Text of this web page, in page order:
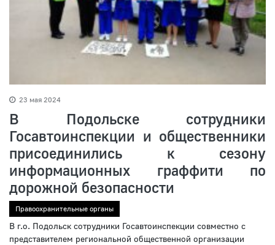
23 мая 2024
В Подольске сотрудники
Госавтоинспекции и общественники
присоединились к сезону
информационных граффити по
дорожной безопасности
Правоохранительные органы
В г.о. Подольск сотрудники Госавтоинспекции совместно с
представителем региональной общественной организации